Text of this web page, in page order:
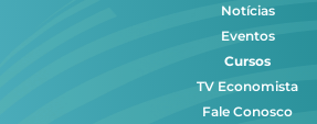
Notícias
Eventos
Cursos
TV Economista
Fale Conosco